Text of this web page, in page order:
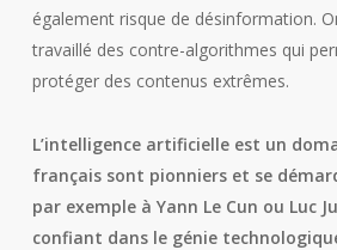
également risque de désinformation.
travaillé des contre-algorithmes qui
protéger des contenus extrêmes.
L’intelligence artificielle est un
français sont pionniers et se
par exemple à Yann Le Cun ou Luc
confiant dans le génie